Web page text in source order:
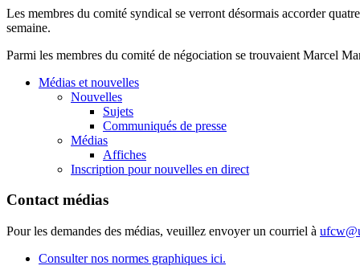
Les membres du comité syndical se verront désormais accorder
semaine.
Parmi les membres du comité de négociation se trouvaient Marcel
Médias et nouvelles
Nouvelles
Sujets
Communiqués de presse
Médias
Affiches
Inscription pour nouvelles en direct
Contact médias
Pour les demandes des médias, veuillez envoyer un courriel à
Consulter nos normes graphiques ici.